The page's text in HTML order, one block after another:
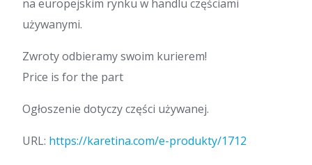
na europejskim rynku w handlu częściami
używanymi.
Zwroty odbieramy swoim kurierem!
Price is for the part
Ogłoszenie dotyczy części używanej.
URL: https://karetina.com/e-produkty/1712